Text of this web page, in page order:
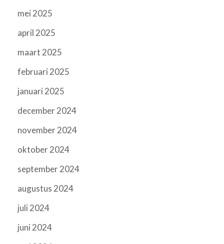
mei 2025
april 2025
maart 2025
februari 2025
januari 2025
december 2024
november 2024
oktober 2024
september 2024
augustus 2024
juli 2024
juni 2024